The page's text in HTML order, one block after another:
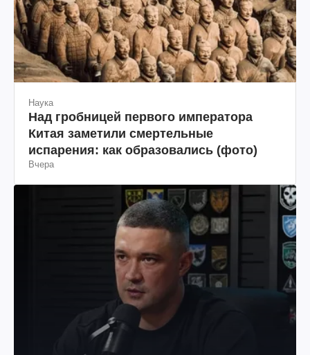
Наука
Над гробницей первого императора
Китая заметили смертельные
испарения: как образовались (фото)
Вчера